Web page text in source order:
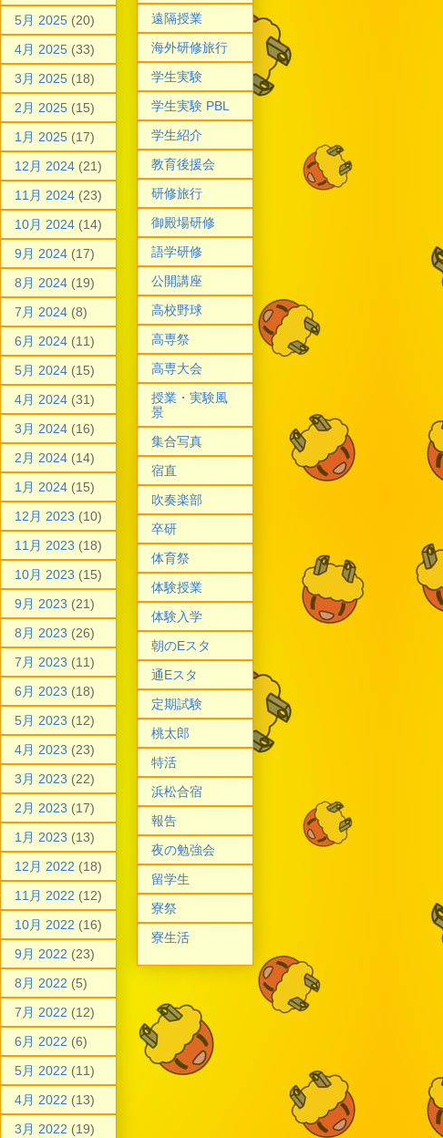
5月 2025 (20)
4月 2025 (33)
3月 2025 (18)
2月 2025 (15)
1月 2025 (17)
12月 2024 (21)
11月 2024 (23)
10月 2024 (14)
9月 2024 (17)
8月 2024 (19)
7月 2024 (8)
6月 2024 (11)
5月 2024 (15)
4月 2024 (31)
3月 2024 (16)
2月 2024 (14)
1月 2024 (15)
12月 2023 (10)
11月 2023 (18)
10月 2023 (15)
9月 2023 (21)
8月 2023 (26)
7月 2023 (11)
6月 2023 (18)
5月 2023 (12)
4月 2023 (23)
3月 2023 (22)
2月 2023 (17)
1月 2023 (13)
12月 2022 (18)
11月 2022 (12)
10月 2022 (16)
9月 2022 (23)
8月 2022 (5)
7月 2022 (12)
6月 2022 (6)
5月 2022 (11)
4月 2022 (13)
3月 2022 (19)
遠隔授業
海外研修旅行
学生実験
学生実験 PBL
学生紹介
教育後援会
研修旅行
御殿場研修
語学研修
公開講座
高校野球
高専祭
高専大会
授業・実験風
景
集合写真
宿直
吹奏楽部
卒研
体育祭
体験授業
体験入学
朝のEスタ
通Eスタ
定期試験
桃太郎
特活
浜松合宿
報告
夜の勉強会
留学生
寮祭
寮生活